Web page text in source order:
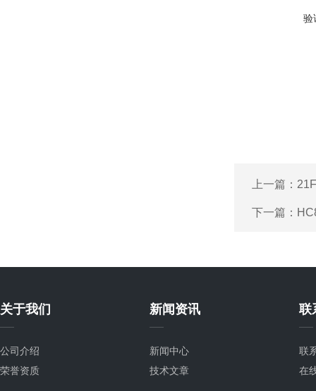
验
上一篇：
下一篇：
关于我们
公司介绍
荣誉资质
新闻资讯
新闻中心
技术文章
联
联
在